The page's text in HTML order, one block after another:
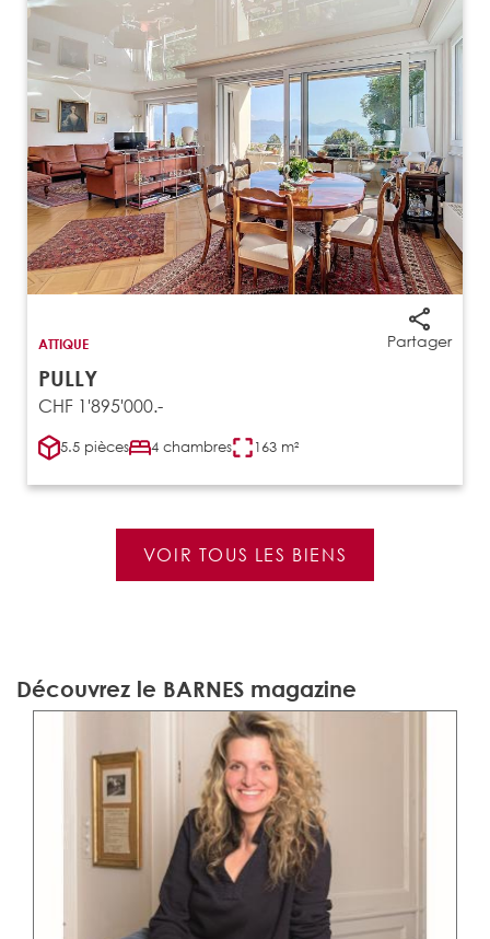
Partager
ATTIQUE
PULLY
CHF 1'895'000.-
5.5 pièces 4 chambres 163 m²
VOIR TOUS LES BIENS
Découvrez le BARNES magazine